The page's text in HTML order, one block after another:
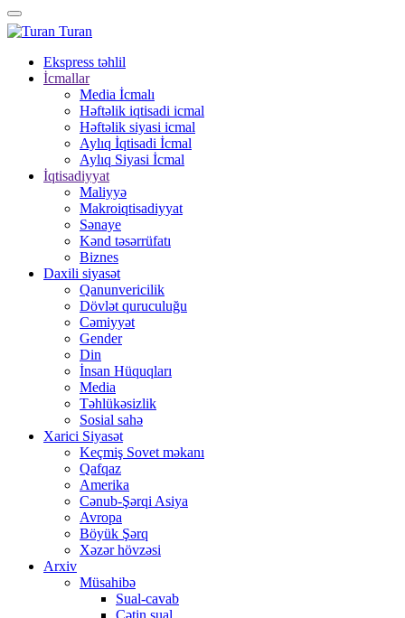
Turan
Ekspress təhlil
İcmallar
Media İcmalı
Həftəlik iqtisadi icmal
Həftəlik siyasi icmal
Aylıq İqtisadi İcmal
Aylıq Siyasi İcmal
İqtisadiyyat
Maliyyə
Makroiqtisadiyyat
Sənaye
Kənd təsərrüfatı
Biznes
Daxili siyasət
Qanunvericilik
Dövlət quruculuğu
Cəmiyyət
Gender
Din
İnsan Hüquqları
Media
Təhlükəsizlik
Sosial sahə
Xarici Siyasət
Keçmiş Sovet məkanı
Qafqaz
Amerika
Cənub-Şərqi Asiya
Avropa
Böyük Şərq
Xəzər hövzəsi
Arxiv
Müsahibə
Sual-cavab
Çətin sual